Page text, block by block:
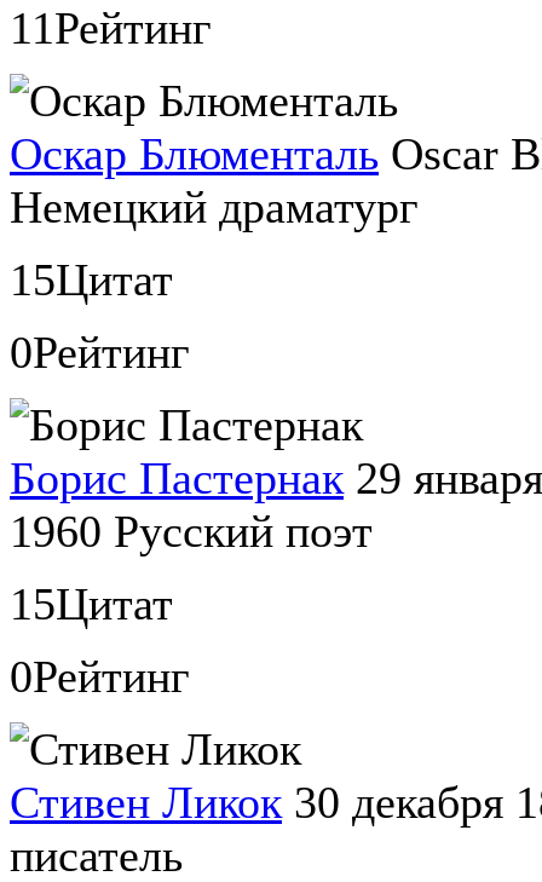
11Рейтинг
Оскар Блюменталь Oscar
Немецкий драматург
15Цитат
0Рейтинг
Борис Пастернак 29
1960 Русский поэт
15Цитат
0Рейтинг
Стивен Ликок 30 декабря
писатель